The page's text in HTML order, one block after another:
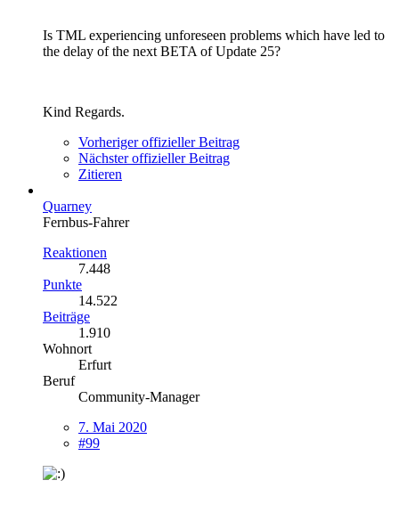
Is TML experiencing unforeseen problems which have led to
the delay of the next BETA of Update 25?
Kind Regards.
Vorheriger offizieller Beitrag
Nächster offizieller Beitrag
Zitieren
Quarney
Fernbus-Fahrer
Reaktionen
7.448
Punkte
14.522
Beiträge
1.910
Wohnort
Erfurt
Beruf
Community-Manager
7. Mai 2020
#99